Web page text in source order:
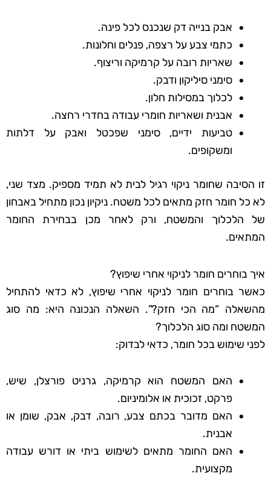
אבק בנייה דק שנכנס לכל פינה.
כתמי צבע על רצפה, פנלים וחלונות.
שאריות רובה על קרמיקה וריצוף.
סימני סיליקון ודבק.
לכלוך במסילות חלון.
אבנית ושאריות חומרי עבודה בחדרי רחצה.
טביעות ידיים, סימני שפכטל ואבק על דלתות
ומשקופים.
זו הסיבה שחומר ניקוי רגיל לבית לא תמיד מספיק. מצד שני,
לא כל חומר חזק מתאים לכל משטח. ניקיון נכון מתחיל באבחון
של הלכלוך והמשטח, ורק לאחר מכן בבחירת החומר
המתאים.
איך בוחרים חומר לניקוי אחרי שיפוץ?
כאשר בוחרים חומר לניקוי אחרי שיפוץ, לא כדאי להתחיל
מהשאלה “מה הכי חזק?”. השאלה הנכונה היא: מה סוג
המשטח ומה סוג הלכלוך?
לפני שימוש בכל חומר, כדאי לבדוק:
האם המשטח הוא קרמיקה, גרניט פורצלן, שיש,
פרקט, זכוכית או אלומיניום.
האם מדובר בכתם צבע, רובה, דבק, אבק, שומן או
אבנית.
האם החומר מתאים לשימוש ביתי או דורש עבודה
מקצועית.